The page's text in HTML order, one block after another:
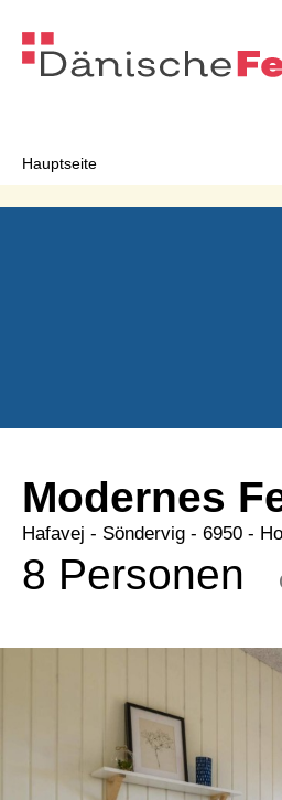
Hauptseite
Modernes
Hafavej - Söndervig - 6950 -
8 Personen